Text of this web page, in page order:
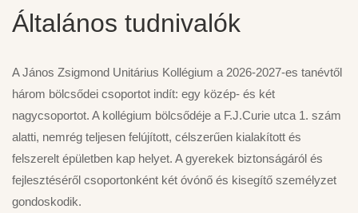
Általános tudnivalók
A János Zsigmond Unitárius Kollégium a 2026-2027-es tanévtől
három bölcsődei csoportot indít: egy közép- és két
nagycsoportot. A kollégium bölcsődéje a F.J.Curie utca 1. szám
alatti, nemrég teljesen felújított, célszerűen kialakított és
felszerelt épületben kap helyet. A gyerekek biztonságáról és
fejlesztéséről csoportonként két óvónő és kisegítő személyzet
gondoskodik.